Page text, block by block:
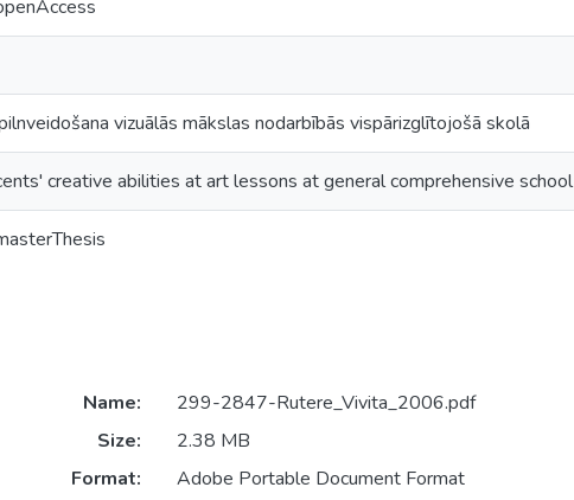
vizuālās mākslas nodarbībās vispārizglītojošā skolā
creative abilities at art lessons at general comprehensive school
Name:
299-2847-Rutere_Vivita_2006.pdf
Size:
2.38 MB
Format:
Adobe Portable Document Format